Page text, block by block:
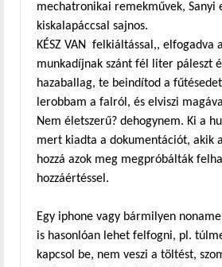
mechatronikai remekművek, Sanyi
kiskalapáccsal sajnos.
KÉSZ VAN felkiáltással,, elfogadva
munkadíjnak szánt fél liter páleszt
hazaballag, te beindítod a
lerobbam a falról, és elviszi
Nem életszerű? dehogynem. Ki a
mert kiadta a dokumentációt, akik
hozzá azok meg megpróbálták
hozzáértéssel.
Egy iphone vagy bármilyen
is hasonlóan lehet felfogni, pl.
kapcsol be, nem veszi a töltést,